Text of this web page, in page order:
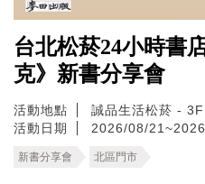
台北松菸24小時書
克》新書分享會
活動地點
誠品生活松菸 -
活動日期
2026/08/
新書分享會 北區門市